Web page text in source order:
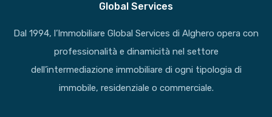
Global Services
Dal 1994, l’Immobiliare Global Services di Alghero opera con
professionalità e dinamicità nel settore
dell’intermediazione immobiliare di ogni tipologia di
immobile, residenziale o commerciale.